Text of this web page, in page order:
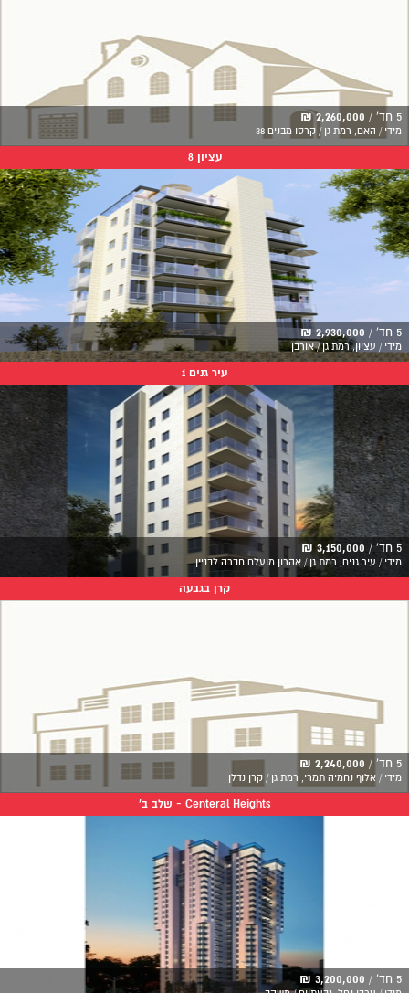
5 חד' / 2,260,000 ₪
מידי / האם, רמת גן / קרסו מבנים 38
עציון 8
5 חד' / 2,930,000 ₪
מידי / עציון, רמת גן / אורבן
עיר גנים 1
5 חד' / 3,150,000 ₪
מידי / עיר גנים, רמת גן / אהרון מועלם חברה לבניין
קרן בגבעה
5 חד' / 2,240,000 ₪
מידי / אלוף נחמיה תמרי, רמת גן / קרן נדלן
Centeral Heights - שלב ב'
5 חד' / 3,200,000 ₪